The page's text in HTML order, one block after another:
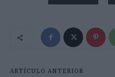
ARTÍCULO ANTERIOR